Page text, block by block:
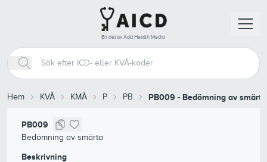
En del av Add Health Media
Hem KVÅ KMÅ P PB PB009 - Bedömning av smärta
PB009
Bedömning av smärta
Beskrivning